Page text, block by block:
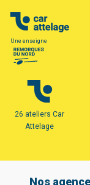
Une enseigne
26 ateliers Car
Attelage
Nos